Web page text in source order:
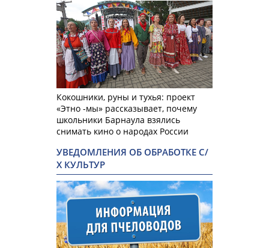
Кокошники, руны и тухья: проект
«Этно -мы» рассказывает, почему
школьники Барнаула взялись
снимать кино о народах России
УВЕДОМЛЕНИЯ ОБ ОБРАБОТКЕ С/
Х КУЛЬТУР